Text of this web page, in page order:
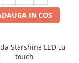
IN COS
Starshine LED cu
touch